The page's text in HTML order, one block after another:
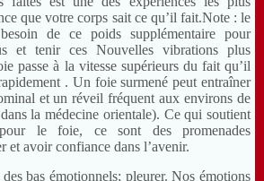
que votre corps sait ce qu’il fait.Note : le
de ce poids supplémentaire pour
et tenir ces Nouvelles vibrations plus
passe à la vitesse supérieurs du fait qu’il
. Un foie surmené peut entraîner
et un réveil fréquent aux environs de
la médecine orientale). Ce qui soutient
le foie, ce sont des promenades
et avoir confiance dans l’avenir.
bas émotionnels; pleurer. Nos émotions